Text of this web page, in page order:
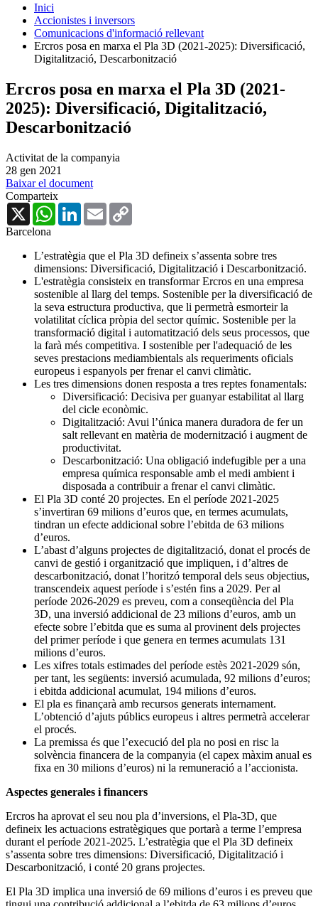
Inici
Accionistes i inversors
Comunicacions d'informació rellevant
Ercros posa en marxa el Pla 3D (2021-2025): Diversificació,
Digitalització, Descarbonització
Ercros posa en marxa el Pla 3D (2021-
2025): Diversificació, Digitalització,
Descarbonització
Activitat de la companyia
28 gen 2021
Baixar el document
Comparteix
X
WhatsAppLinkedInEmail
Barcelona
L’estratègia que el Pla 3D defineix s’assenta sobre tres
dimensions: Diversificació, Digitalització i Descarbonització.
L'estratègia consisteix en transformar Ercros en una empresa
sostenible al llarg del temps. Sostenible per la diversificació de
la seva estructura productiva, que li permetrà esmorteir la
volatilitat cíclica pròpia del sector químic. Sostenible per la
transformació digital i automatització dels seus processos, que
la farà més competitiva. I sostenible per l'adequació de les
seves prestacions mediambientals als requeriments oficials
europeus i espanyols per frenar el canvi climàtic.
Les tres dimensions donen resposta a tres reptes fonamentals:
Diversificació: Decisiva per guanyar estabilitat al llarg
del cicle econòmic.
Digitalització: Avui l’única manera duradora de fer un
salt rellevant en matèria de modernització i augment de
productivitat.
Descarbonització: Una obligació indefugible per a una
empresa química responsable amb el medi ambient i
disposada a contribuir a frenar el canvi climàtic.
El Pla 3D conté 20 projectes. En el període 2021-2025
s’invertiran 69 milions d’euros que, en termes acumulats,
tindran un efecte addicional sobre l’ebitda de 63 milions
d’euros.
L’abast d’alguns projectes de digitalització, donat el procés de
canvi de gestió i organització que impliquen, i d’altres de
descarbonització, donat l’horitzó temporal dels seus objectius,
transcendeix aquest període i s’estén fins a 2029. Per al
període 2026-2029 es preveu, com a conseqüència del Pla
3D, una inversió addicional de 23 milions d’euros, amb un
efecte sobre l’ebitda que es suma al provinent dels projectes
del primer període i que genera en termes acumulats 131
milions d’euros.
Les xifres totals estimades del període estès 2021-2029 són,
per tant, les següents: inversió acumulada, 92 milions d’euros;
i ebitda addicional acumulat, 194 milions d’euros.
El pla es finançarà amb recursos generats internament.
L’obtenció d’ajuts públics europeus i altres permetrà accelerar
el procés.
La premissa és que l’execució del pla no posi en risc la
solvència financera de la companyia (el capex màxim anual es
fixa en 30 milions d’euros) ni la remuneració a l’accionista.
Aspectes generales i financers
Ercros ha aprovat el seu nou pla d’inversions, el Pla-3D, que
defineix les actuacions estratègiques que portarà a terme l’empresa
durant el període 2021-2025. L’estratègia que el Pla 3D defineix
s’assenta sobre tres dimensions: Diversificació, Digitalització i
Descarbonització, i conté 20 grans projectes.
El Pla 3D implica una inversió de 69 milions d’euros i es preveu que